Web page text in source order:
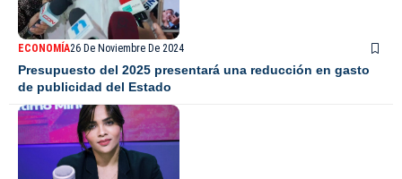
ECONOMÍA26 De Noviembre De 2024
Presupuesto del 2025 presentará una reducción en gasto
de publicidad del Estado